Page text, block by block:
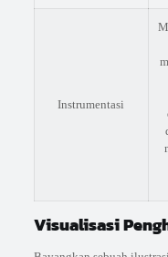
Instrumentasi
Visualisasi